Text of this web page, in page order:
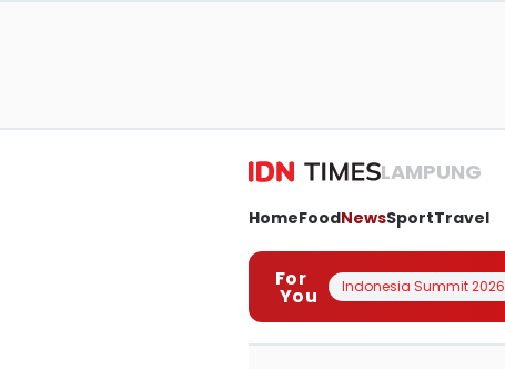
LAMPUNG
HomeFoodNewsSportTravel
For
You Indonesia Summit 2026